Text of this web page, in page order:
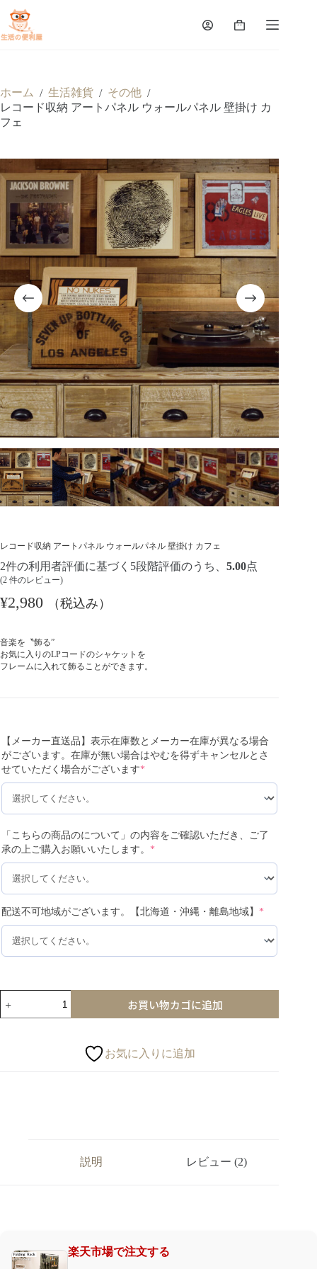
ホーム / 生活雑貨 / その他 /
レコード収納 アートパネル ウォールパネル 壁掛け カ
フェ
レコード収納 アートパネル ウォールパネル 壁掛け カフェ
2件の利用者評価に基づく5段階評価のうち、 5.00点
(2 件のレビュー)
¥2,980 （税込み）
音楽を〝飾る”
お気に入りのLPコードのシャケットを
フレームに入れて飾ることができます。
【メーカー直送品】表示在庫数とメーカー在庫が異なる場合
がございます。在庫が無い場合はやむを得ずキャンセルとさ
せていただく場合がございます*
「こちらの商品のについて」の内容をご確認いただき、ご了
承の上ご購入お願いいたします。 *
配送不可地域がございます。【北海道・沖縄・離島地域】 *
お買い物カゴに追加
お気に入りに追加
説明 レビュー (2)
楽天市場で注文する